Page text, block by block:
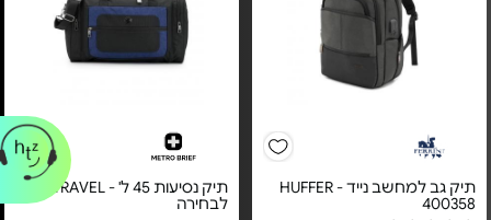
תיק גב למחשב נייד HUFFER -
400358
תיק נסיעות 45 ל' - TRAVEL צבע
לבחירה